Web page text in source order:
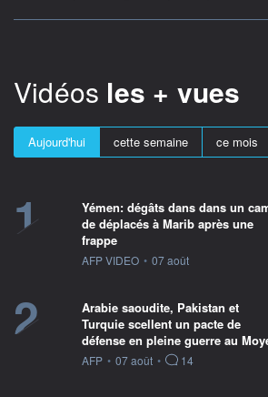
Vidéos les + vues
Aujourd'hui cette semaine ce mois
1
Yémen: dégâts dans dans un
de déplacés à Marib après une
frappe
information fournie par
AFP VIDEO • 07 août
2
Arabie saoudite, Pakistan et
Turquie scellent un pacte de
défense en pleine guerre au
information fournie par
AFP • 07 août • 14